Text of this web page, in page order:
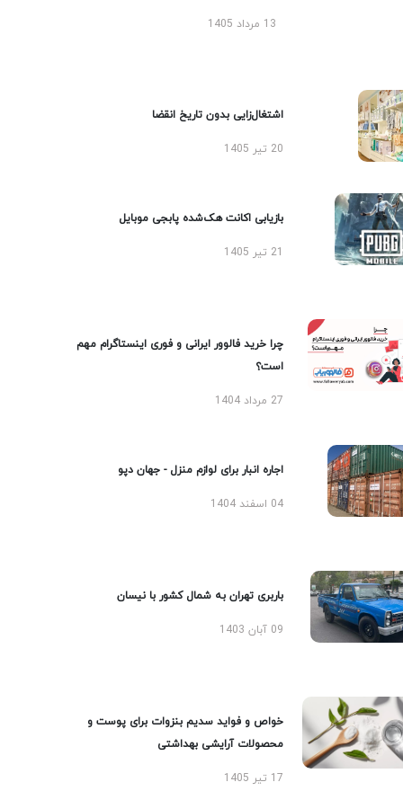
13 مرداد 1405
اشتغال‌زایی بدون تاریخ انقضا
20 تیر 1405
بازیابی اکانت هک‌شده پابجی موبایل
چرا خرید فالوور ایرانی و فوری اینستاگرام مهم
است؟
27 مرداد 1404
اجاره انبار برای لوازم منزل - جهان دپو
04 اسفند 1404
باربری تهران به شمال کشور با نیسان
09 آبان 1403
خواص و فواید سدیم بنزوات برای پوست و
محصولات آرایشی بهداشتی
17 تیر 1405